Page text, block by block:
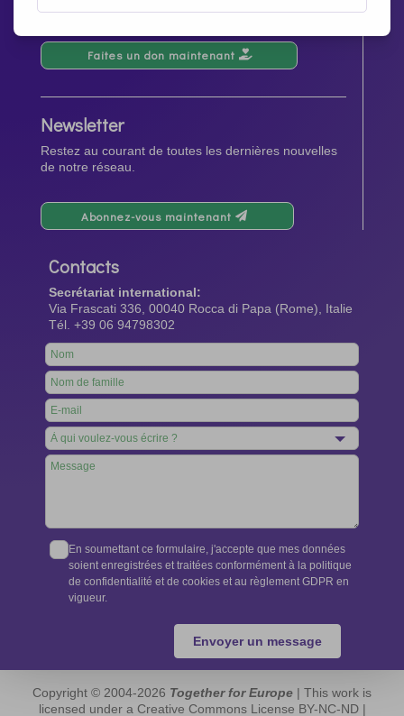
Faites un don maintenant
Newsletter
Restez au courant de toutes les dernières nouvelles
de notre réseau.
Abonnez-vous maintenant
Contacts
Secrétariat international:
Via Frascati 336, 00040 Rocca di Papa (Rome), Italie
Tél. +39 06 94798302
Leave
this
field
blank
En soumettant ce formulaire, j'accepte que mes données
soient enregistrées et traitées conformément à la politique
de confidentialité et de cookies et au règlement GDPR en
vigueur.
Envoyer un message
Copyright © 2004-2026 Together for Europe | This work is
licensed under a Creative Commons License BY-NC-ND |